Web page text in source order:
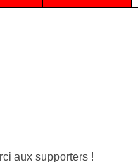
aux supporters !